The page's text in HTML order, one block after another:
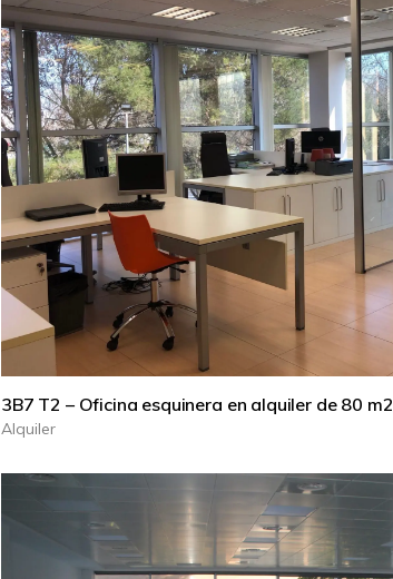
3B7 T2 – Oficina esquinera en alquiler de 80 m2
Alquiler